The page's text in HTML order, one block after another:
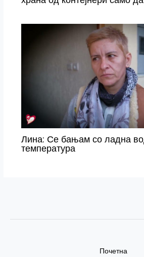
Лина: Се бањам со ладна
температура
Почетна